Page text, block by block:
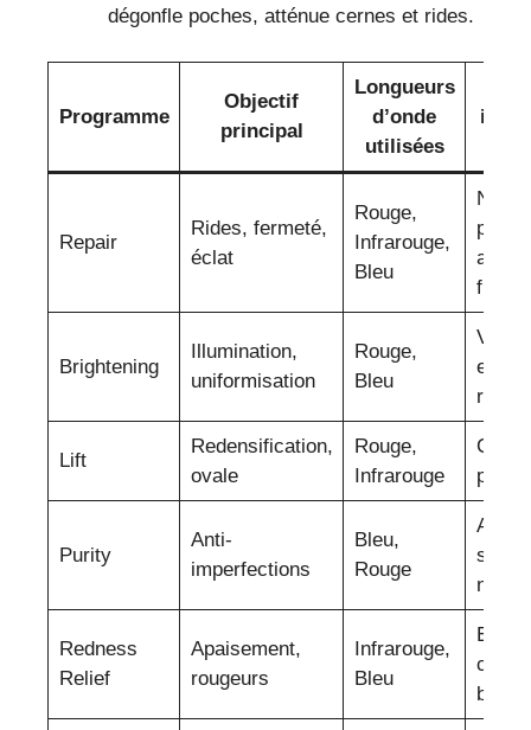
dégonfle poches, atténue cernes et rides.
Programme
Objectif
principal
Longueurs
d’onde
utilisées
Repair
Rides, fermeté,
éclat
Rouge,
Infrarouge,
Bleu
fruits
Brightening
Illumination,
uniformisation
Rouge,
Bleu
Lift
Redensification,
ovale
Rouge,
Infrarouge
Purity
Anti-
imperfections
Bleu,
Rouge
Acide
Redness
Relief
Apaisement,
rougeurs
Infrarouge,
Bleu